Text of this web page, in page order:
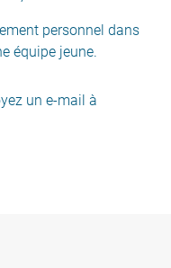
personnel dans
équipe jeune.
un e-mail à